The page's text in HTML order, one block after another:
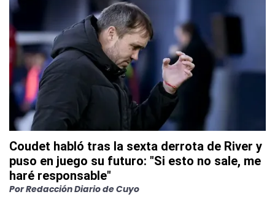
Coudet habló tras la sexta derrota de River y
puso en juego su futuro: "Si esto no sale, me
haré responsable"
PorRedacción Diario de Cuyo